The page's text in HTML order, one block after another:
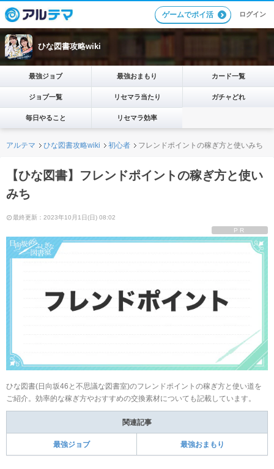
ゲームでポイ活 ログイン
ひな図書攻略wiki
最強ジョブ 最強おまもり カード一覧
ジョブ一覧 リセマラ当たり ガチャどれ
毎日やること リセマラ効率
アルテマ ひな図書攻略wiki 初心者 フレンドポイントの稼ぎ方と使いみち
【ひな図書】フレンドポイントの稼ぎ方と使い
みち
最終更新：2023年10月1日(日) 08:02
PR
ひな図書(日向坂46と不思議な図書室)のフレンドポイントの稼ぎ方と使い道を
ご紹介。効率的な稼ぎ方やおすすめの交換素材についても記載しています。
関連記事
最強ジョブ 最強おまもり